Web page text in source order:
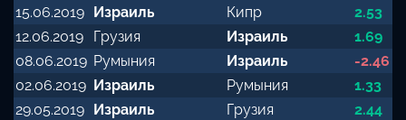
15.06.2019
Израиль Кипр
2.53
12.06.2019
Грузия Израиль
1.69
08.06.2019 Румыния Израиль
-2.46
02.06.2019 Израиль Румыния
1.33
29.05.2019
Израиль Грузия
2.44